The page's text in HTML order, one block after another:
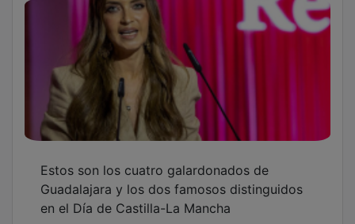
Estos son los cuatro galardonados de
Guadalajara y los dos famosos distinguidos
en el Día de Castilla-La Mancha